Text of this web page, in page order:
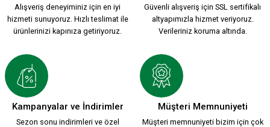
Alışveriş deneyiminiz için en iyi
hizmeti sunuyoruz. Hızlı teslimat ile
ürünlerinizi kapınıza getiriyoruz.
Güvenli alışveriş için SSL sertifikalı
altyapımızla hizmet veriyoruz.
Verileriniz koruma altında.
Kampanyalar ve İndirimler
Sezon sonu indirimleri ve özel
Müşteri Memnuniyeti
Müşteri memnuniyeti bizim için çok